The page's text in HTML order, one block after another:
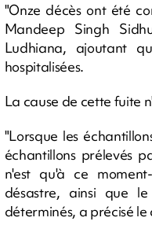
"Onze décès ont été
Mandeep Singh
Ludhiana, ajoutant
hospitalisées.
La cause de cette fuite
"Lorsque les
échantillons prélevés
n'est qu'à ce
désastre, ainsi que
déterminés, a précisé le